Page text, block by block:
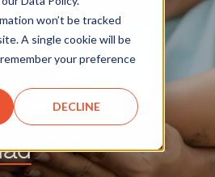
won’t be tracked
A single cookie will be
your preference
DECLINE